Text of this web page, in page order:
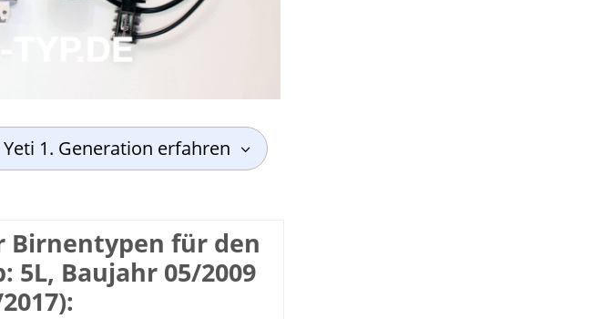
1. Generation erfahren
Birnen­typen für den
5L, Baujahr 05/2009